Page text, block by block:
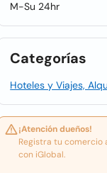
M-Su 24hr
Categorías
Hoteles y Viajes,
¡Atención dueños!
Registra tu comercio
con iGlobal.